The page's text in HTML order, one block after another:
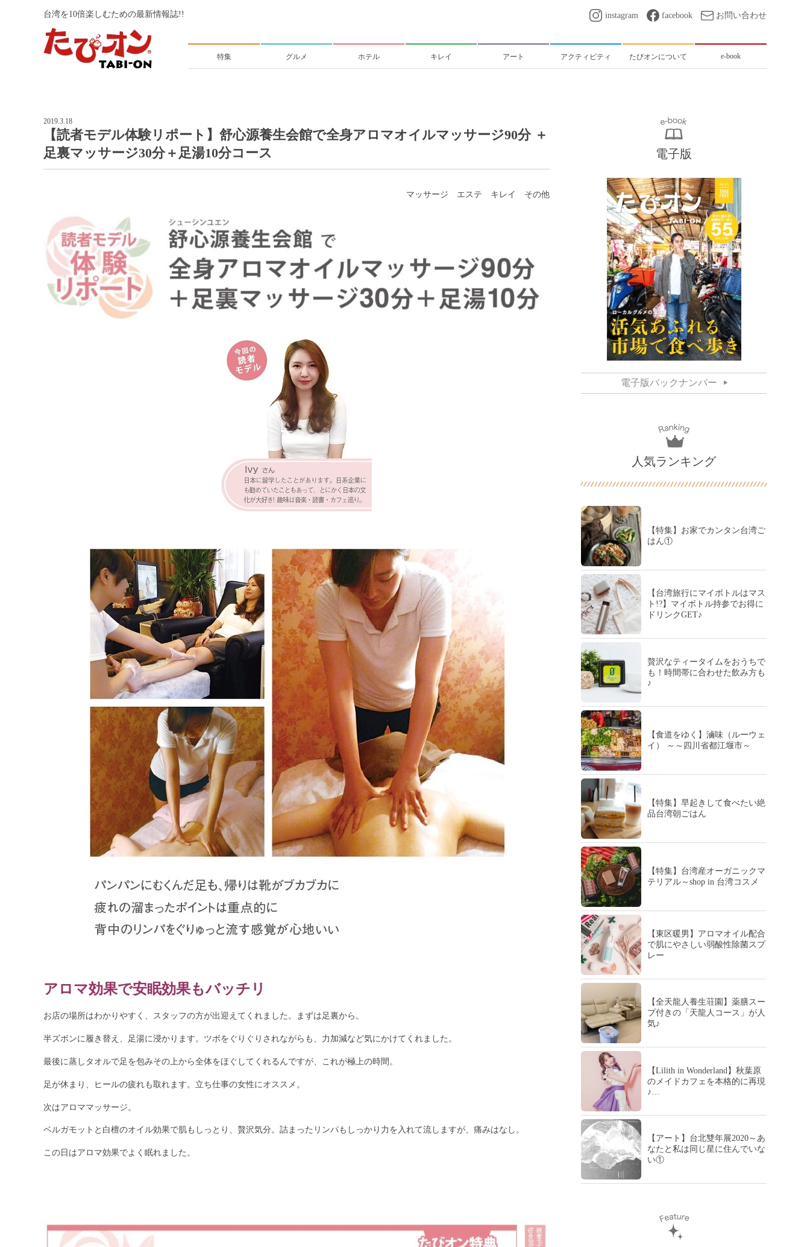
台湾を10倍楽しむための最新情報誌!! instagram facebook お問い合わせ
特集 グルメ ホテル キレイ アート アクティビティ たびオンについて e-book
2019.3.18
【読者モデル体験リポート】舒心源養生会館で全身アロマオイルマッサージ90分 ＋
足裏マッサージ30分＋足湯10分コース
マッサージ エステ キレイ その他
アロマ効果で安眠効果もバッチリ
お店の場所はわかりやすく、スタッフの方が出迎えてくれました。まずは足裏から。
半ズボンに履き替え、足湯に浸かります。ツボをぐりぐりされながらも、力加減など気にかけてくれました。
最後に蒸しタオルで足を包みその上から全体をほぐしてくれるんですが、これが極上の時間。
足が休まり、ヒールの疲れも取れます。立ち仕事の女性にオススメ。
次はアロママッサージ。
ベルガモットと白檀のオイル効果で肌もしっとり、贅沢気分。詰まったリンパもしっかり力を入れて流しますが、痛みはなし。
この日はアロマ効果でよく眠れました。
電子版
電子版バックナンバー
人気ランキング
【特集】お家でカンタン台湾ご
はん①
【台湾旅行にマイボトルはマス
ト!?】マイボトル持参でお得に
ドリンクGET♪
贅沢なティータイムをおうちで
も！時間帯に合わせた飲み方も
♪
【食道をゆく】滷味（ルーウェ
イ） ～～四川省都江堰市～
【特集】早起きして食べたい絶
品台湾朝ごはん
【特集】台湾産オーガニックマ
テリアル～shop in 台湾コスメ
【東区暖男】アロマオイル配合
で肌にやさしい弱酸性除菌スプ
レー
【全天龍人養生荘園】薬膳スー
プ付きの「天龍人コース」が人
気♪
【Lilith in Wonderland】秋葉原
のメイドカフェを本格的に再現
♪…
【アート】台北雙年展2020～あ
なたと私は同じ星に住んでいな
い①